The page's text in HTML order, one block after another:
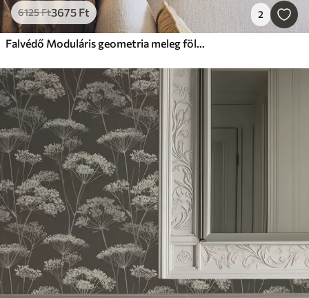
6125Ft3675 Ft 2
Falvédő Moduláris geometria meleg földszínekben